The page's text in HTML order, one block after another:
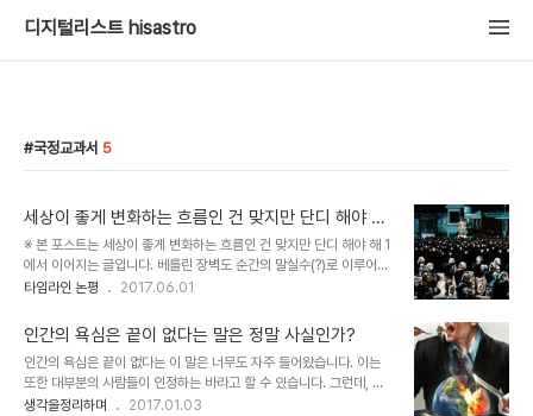
디지털리스트 hisastro
국정교과서 5
세상이 좋게 변화하는 흐름인 건 맞지만 단디 해야 해
2
※ 본 포스트는 세상이 좋게 변화하는 흐름인 건 맞지만 단디 해야 해 1
에서 이어지는 글입니다. 베를린 장벽도 순간의 말실수(?)로 이루어졌
다며... 세상의 변화는 우연처럼 오고 그것이 필연이라고 했던가요? 이
기려야 한다는 것에서 찾을 수 있을 겁니다. 적폐 일소의 발판을 마련
했고, 1917년 이 땅에 온 박정희 100년에 바치려 했던 국정교과서 청
산과 함께 시대를 구분 짓는 분기점의 이정표를 세웠으니까요. 우연 같
지만 필연이라는 건 논리적으로 설명하기 어려운 어떤 흐름이 있음을
뜻하는 것이기도 합니다. 물론, 논리적으로 설명하기 어려울 뿐 흐름이
타임라인 논평 2017.06.01
인간의 욕심은 끝이 없다는 말은 정말 사실인가?
인간의 욕심은 끝이 없다는 이 말은 너무도 자주 들어왔습니다. 이는
또한 대부분의 사람들이 인정하는 바라고 할 수 있습니다. 그런데, 언
젠가부터 이 말에 대하여 의문이 들기 시작했습니다. 한편으로 "인간
생각을정리하며 2017.01.03